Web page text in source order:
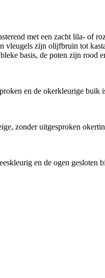
met een zacht lila- of
zijn olijfbruin tot
basis, de poten zijn rood
en de okerkleurige buik
zonder uitgesproken
en de ogen gesloten